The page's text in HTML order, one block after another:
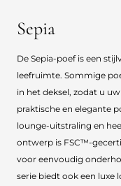
Sepia
De Sepia-poef is een
leefruimte. Sommige
in het deksel, zodat u
praktische en elegante
lounge-uitstraling en
ontwerp is FSC™-
voor eenvoudig
serie biedt ook een luxe